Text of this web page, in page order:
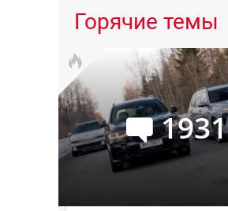
Горячие темы
1931